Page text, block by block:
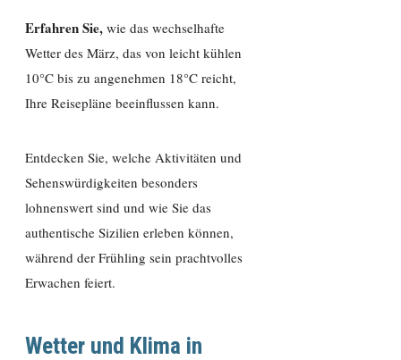
Erfahren Sie, wie das wechselhafte
Wetter des März, das von leicht kühlen
10°C bis zu angenehmen 18°C reicht,
Ihre Reisepläne beeinflussen kann.
Entdecken Sie, welche Aktivitäten und
Sehenswürdigkeiten besonders
lohnenswert sind und wie Sie das
authentische Sizilien erleben können,
während der Frühling sein prachtvolles
Erwachen feiert.
Wetter und Klima in